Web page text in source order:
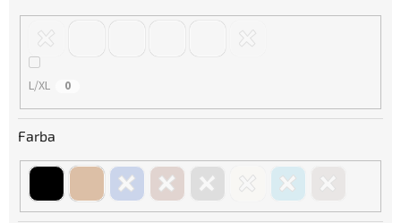
L/XL 0
Farba